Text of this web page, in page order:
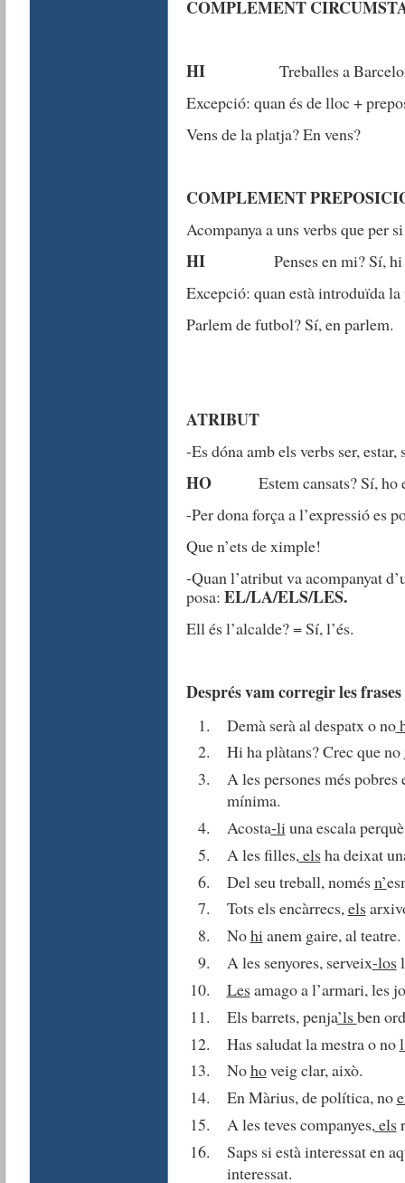
COMPLEMENT
HITreballes a
Excepció: quan és de lloc +
Vens de la platja? En vens?
COMPLEMENT
Acompanya a uns verbs que per
HI
Penses en mi? Sí, hi
Excepció: quan està introduïda
Parlem de futbol? Sí, en parlem.
ATRIBUT
-Es dóna amb els verbs ser, estar,
HO
Estem cansats? Sí, ho
-Per dona força a l’expressió es
Que n’ets de ximple!
-Quan l’atribut va acompanyat
posa: EL/LA/ELS/LES.
Ell és l’alcalde? = Sí, l’és.
Després vam corregir les
Demà serà al despatx o no
Hi ha plàtans? Crec que no
A les persones més
mínima.
Acosta-liuna escala
A les filles,elsha deixat
Del seu treball, nomésn’
Tots els encàrrecs,els
Nohianem gaire, al teatre.
A les senyores, serveix-los
Lesamago a l’armari, les
Els barrets, penja’lsben
Has saludat la mestra o no
Nohoveig clar, això.
En Màrius, de política, no
A les teves companyes,els
Saps si està interessat en
interessat.